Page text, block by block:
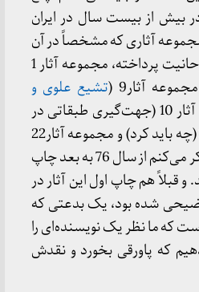
بیش از بیست سال در ایران
مجموعه آثاری که مشخصاً در آن
مجموعه آثار به بحث روحانیت پرداخته، مجموعه آثار 1
آثار9 (
تشیع علوی و
)، مجموعه آثار 10 (جهت‌گیری طبقاتی در
اسلام)، مجموعه آثار 20 (چه باید کرد) و مجموعه آثار22
(مذهب علیه مذهب). فکر می‌کنم از سال 76 به بعد چاپ
و قبلاً هم چاپ اول این آثار در
توضیحی شده بود، یک بدعتی که
که ما نظر یک نویسنده‌ای را
که پاورقی بخورد و نقدش